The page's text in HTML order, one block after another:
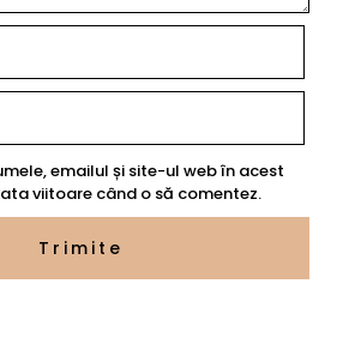
emailul și site-ul web în acest
viitoare când o să comentez.